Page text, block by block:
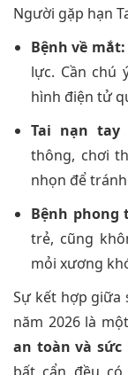
Người gặp hạn
Bệnh về mắt:
lực. Cần chú
hình điện tử
Tai nạn tay
thông, chơi
nhọn để
Bệnh phong
trẻ, cũng
mỏi xương
Sự kết hợp giữa
năm 2026 là
an toàn và sức